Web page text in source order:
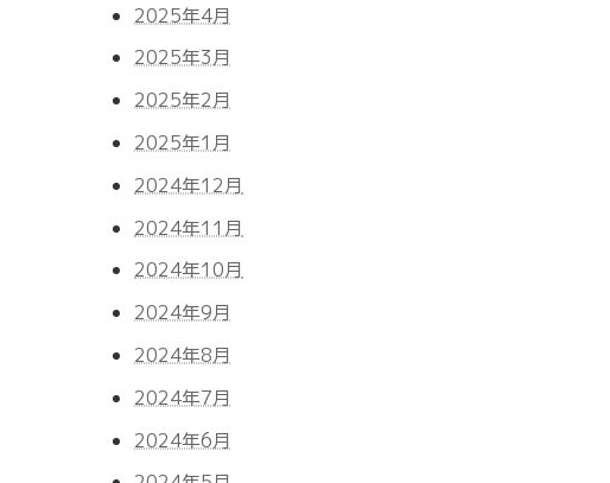
2025年4月
2025年3月
2025年2月
2025年1月
2024年12月
2024年11月
2024年10月
2024年9月
2024年8月
2024年7月
2024年6月